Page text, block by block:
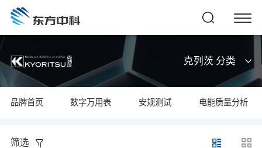
克列茨 分类
品牌首页 数字万用表 安规测试 电能质量分析
筛选